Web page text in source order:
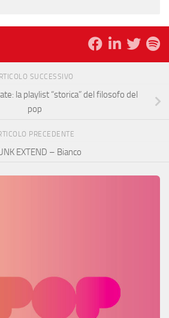
SUCCESSIVO
la playlist “storica” del filosofo del
pop
PRECEDENTE
EXTEND – Bianco